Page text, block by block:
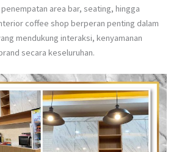
area bar, seating, hingga
coffee shop berperan penting dalam
mendukung interaksi, kenyamanan
secara keseluruhan.